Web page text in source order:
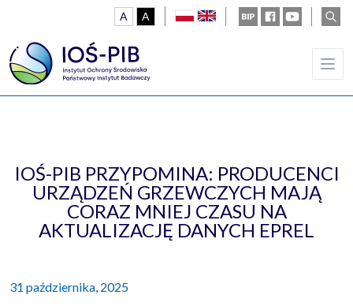
Ustawienia
A
A
polskienglish BIP FacebookYoutube
IOŚ-PIB PRZYPOMINA: PRODUCENCI
URZĄDZEŃ GRZEWCZYCH MAJĄ
CORAZ MNIEJ CZASU NA
AKTUALIZACJĘ DANYCH EPREL
31 października, 2025